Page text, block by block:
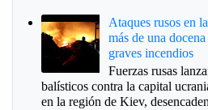
Ataques rusos en
más de una
graves incendios
Fuerzas rusas
balísticos contra la capital
en la región de Kiev,